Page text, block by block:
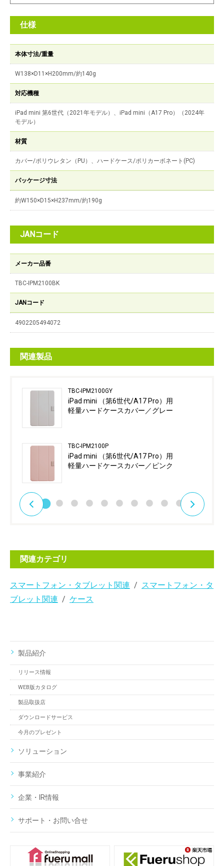
仕様
本体寸法/重量
W138×D11×H200mm/約140g
対応機種
iPad mini 第6世代（2021年モデル）、iPad mini（A17 Pro）（2024年
モデル）
材質
カバー/ポリウレタン（PU）、ハードケース/ポリカーボネート(PC)
パッケージ寸法
約W150×D15×H237mm/約190g
JANコード
メーカー品番
TBC-IPM2100BK
JANコード
4902205494072
関連製品
TBC-IPM2100GY
iPad mini （第6世代/A17 Pro）用
軽量ハードケースカバー／グレー
TBC-IPM2100P
iPad mini （第6世代/A17 Pro）用
軽量ハードケースカバー／ピンク
関連カテゴリ
スマートフォン・タブレット関連
スマートフォン・タ
ブレット関連
ケース
製品紹介
リリース情報
WEB版カタログ
製品取扱店
ダウンロードサービス
今月のプレゼント
ソリューション
事業紹介
企業・IR情報
サポート・お問い合せ